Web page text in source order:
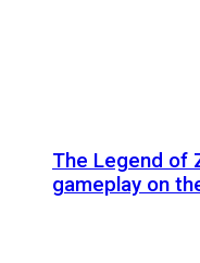
The Legend of
gameplay on